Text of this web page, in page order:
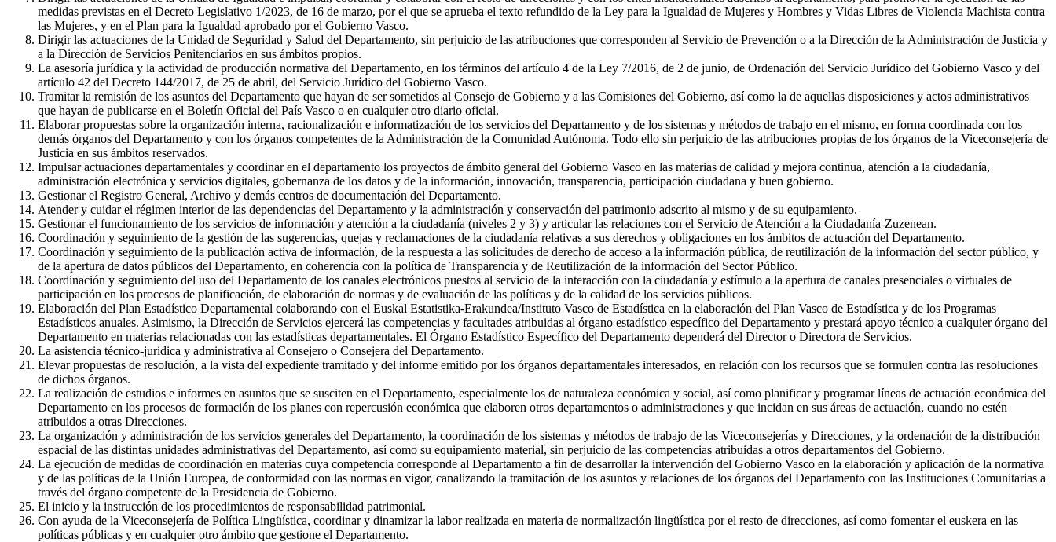
medidas previstas en el Decreto Legislativo 1/2023, de 16 de marzo, por el que se aprueba el texto refundido de la Ley para la Igualdad de Mujeres y Hombres y Vidas Libres de Violencia Machista contra
las Mujeres, y en el Plan para la Igualdad aprobado por el Gobierno Vasco.
Dirigir las actuaciones de la Unidad de Seguridad y Salud del Departamento, sin perjuicio de las atribuciones que corresponden al Servicio de Prevención o a la Dirección de la Administración de Justicia y
a la Dirección de Servicios Penitenciarios en sus ámbitos propios.
La asesoría jurídica y la actividad de producción normativa del Departamento, en los términos del artículo 4 de la Ley 7/2016, de 2 de junio, de Ordenación del Servicio Jurídico del Gobierno Vasco y del
artículo 42 del Decreto 144/2017, de 25 de abril, del Servicio Jurídico del Gobierno Vasco.
Tramitar la remisión de los asuntos del Departamento que hayan de ser sometidos al Consejo de Gobierno y a las Comisiones del Gobierno, así como la de aquellas disposiciones y actos administrativos
que hayan de publicarse en el Boletín Oficial del País Vasco o en cualquier otro diario oficial.
Elaborar propuestas sobre la organización interna, racionalización e informatización de los servicios del Departamento y de los sistemas y métodos de trabajo en el mismo, en forma coordinada con los
demás órganos del Departamento y con los órganos competentes de la Administración de la Comunidad Autónoma. Todo ello sin perjuicio de las atribuciones propias de los órganos de la Viceconsejería de
Justicia en sus ámbitos reservados.
Impulsar actuaciones departamentales y coordinar en el departamento los proyectos de ámbito general del Gobierno Vasco en las materias de calidad y mejora continua, atención a la ciudadanía,
administración electrónica y servicios digitales, gobernanza de los datos y de la información, innovación, transparencia, participación ciudadana y buen gobierno.
Gestionar el Registro General, Archivo y demás centros de documentación del Departamento.
Atender y cuidar el régimen interior de las dependencias del Departamento y la administración y conservación del patrimonio adscrito al mismo y de su equipamiento.
Gestionar el funcionamiento de los servicios de información y atención a la ciudadanía (niveles 2 y 3) y articular las relaciones con el Servicio de Atención a la Ciudadanía-Zuzenean.
Coordinación y seguimiento de la gestión de las sugerencias, quejas y reclamaciones de la ciudadanía relativas a sus derechos y obligaciones en los ámbitos de actuación del Departamento.
Coordinación y seguimiento de la publicación activa de información, de la respuesta a las solicitudes de derecho de acceso a la información pública, de reutilización de la información del sector público, y
de la apertura de datos públicos del Departamento, en coherencia con la política de Transparencia y de Reutilización de la información del Sector Público.
Coordinación y seguimiento del uso del Departamento de los canales electrónicos puestos al servicio de la interacción con la ciudadanía y estímulo a la apertura de canales presenciales o virtuales de
participación en los procesos de planificación, de elaboración de normas y de evaluación de las políticas y de la calidad de los servicios públicos.
Elaboración del Plan Estadístico Departamental colaborando con el Euskal Estatistika-Erakundea/Instituto Vasco de Estadística en la elaboración del Plan Vasco de Estadística y de los Programas
Estadísticos anuales. Asimismo, la Dirección de Servicios ejercerá las competencias y facultades atribuidas al órgano estadístico específico del Departamento y prestará apoyo técnico a cualquier órgano del
Departamento en materias relacionadas con las estadísticas departamentales. El Órgano Estadístico Específico del Departamento dependerá del Director o Directora de Servicios.
La asistencia técnico-jurídica y administrativa al Consejero o Consejera del Departamento.
Elevar propuestas de resolución, a la vista del expediente tramitado y del informe emitido por los órganos departamentales interesados, en relación con los recursos que se formulen contra las resoluciones
de dichos órganos.
La realización de estudios e informes en asuntos que se susciten en el Departamento, especialmente los de naturaleza económica y social, así como planificar y programar líneas de actuación económica del
Departamento en los procesos de formación de los planes con repercusión económica que elaboren otros departamentos o administraciones y que incidan en sus áreas de actuación, cuando no estén
atribuidos a otras Direcciones.
La organización y administración de los servicios generales del Departamento, la coordinación de los sistemas y métodos de trabajo de las Viceconsejerías y Direcciones, y la ordenación de la distribución
espacial de las distintas unidades administrativas del Departamento, así como su equipamiento material, sin perjuicio de las competencias atribuidas a otros departamentos del Gobierno.
La ejecución de medidas de coordinación en materias cuya competencia corresponde al Departamento a fin de desarrollar la intervención del Gobierno Vasco en la elaboración y aplicación de la normativa
y de las políticas de la Unión Europea, de conformidad con las normas en vigor, canalizando la tramitación de los asuntos y relaciones de los órganos del Departamento con las Instituciones Comunitarias a
través del órgano competente de la Presidencia de Gobierno.
El inicio y la instrucción de los procedimientos de responsabilidad patrimonial.
Con ayuda de la Viceconsejería de Política Lingüística, coordinar y dinamizar la labor realizada en materia de normalización lingüística por el resto de direcciones, así como fomentar el euskera en las
políticas públicas y en cualquier otro ámbito que gestione el Departamento.